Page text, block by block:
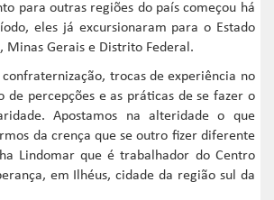
para outras regiões do país começou há
eles já excursionaram para o Estado
Minas Gerais e Distrito Federal.
confraternização, trocas de experiência no
de percepções e as práticas de se fazer o
Apostamos na alteridade o que
da crença que se outro fizer diferente
Lindomar que é trabalhador do Centro
em Ilhéus, cidade da região sul da